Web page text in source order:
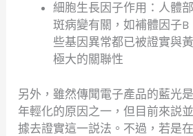
細胞生長因子作用：人體
斑病變有關，如補體因子
些基因異常都已被證實與
極大的關聯性
另外，雖然傳聞電子產品的藍光
年輕化的原因之一，但目前來説
據去證實這一説法。不過，若是